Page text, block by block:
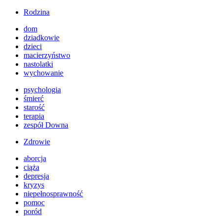
Rodzina
dom
dziadkowie
dzieci
macierzyństwo
nastolatki
wychowanie
psychologia
śmierć
starość
terapia
zespół Downa
Zdrowie
aborcja
ciąża
depresja
kryzys
niepełnosprawność
pomoc
poród